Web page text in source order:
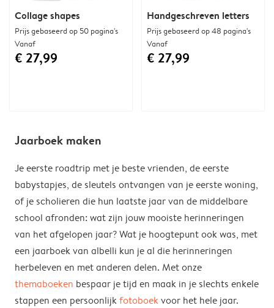
Handgeschreven letters
Prijs gebaseerd op 48 pagina's
Vanaf
€ 27,99
Collage shapes
Prijs gebaseerd op 50 pagina's
Vanaf
€ 27,99
Jaarboek maken
Je eerste roadtrip met je beste vrienden, de eerste
babystapjes, de sleutels ontvangen van je eerste woning,
of je scholieren die hun laatste jaar van de middelbare
school afronden: wat zijn jouw mooiste herinneringen
van het afgelopen jaar? Wat je hoogtepunt ook was, met
een jaarboek van albelli kun je al die herinneringen
herbeleven en met anderen delen. Met onze
themaboeken bespaar je tijd en maak in je slechts enkele
stappen een persoonlijkfotoboekvoor het hele jaar.